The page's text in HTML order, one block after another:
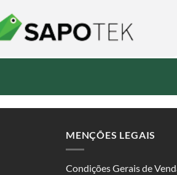
MENÇÕES LEGAIS
Condições Gerais de